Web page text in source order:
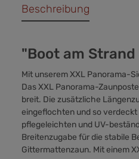
Beschreibung
"Boot am
Mit unserem XXL Panorama-
Das XXL Panorama-
breit. Die zusätzliche
eingeflochten und so
pflegeleichten und UV-
Breitenzugabe für die stabile
Gittermattenzaun. Mit einem